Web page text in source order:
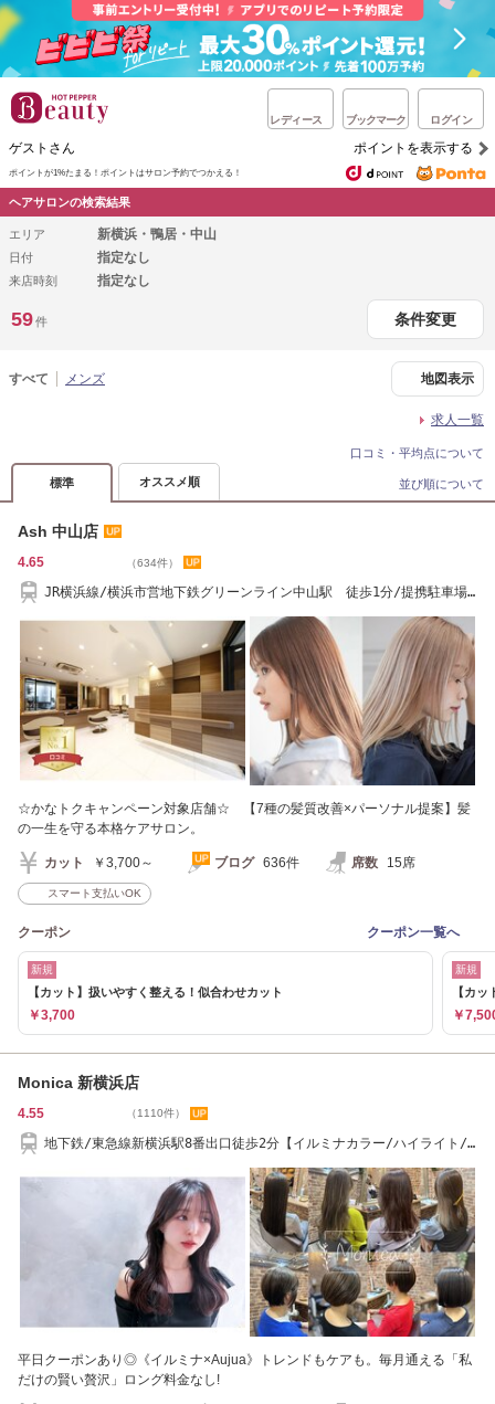
レディース ブックマーク ログイン
ゲストさん ポイントを表示する
ポイントが1%たまる！ ポイントはサロン予約でつかえる！
ヘアサロンの検索結果
エリア 新横浜・鴨居・中山
日付 指定なし
来店時刻 指定なし
59件 条件変更
すべて メンズ 地図表示
求人一覧
口コミ・平均点について
標準 オススメ順 並び順について
Ash 中山店
4.65 （634件）
JR横浜線/横浜市営地下鉄グリーンライン中山駅 徒歩1分/提携駐車場
☆かなトクキャンペーン対象店舗☆ 【7種の髪質改善×パーソナル提案】髪
の一生を守る本格ケアサロン。
カット ￥3,700～ ブログ 636件 席数 15席
スマート支払いOK
クーポン クーポン一覧へ
新規
【カット】扱いやすく整える！似合わせカット
￥3,700
新規
【カ
￥
Monica 新横浜店
4.55 （1110件）
地下鉄/東急線新横浜駅8番出口徒歩2分【イルミナカラー/ハイライト/
平日クーポンあり◎《イルミナ×Aujua》トレンドもケアも。毎月通える「私
だけの賢い贅沢」ロング料金なし!